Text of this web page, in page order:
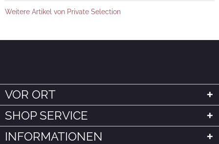
Weitere Artikel von Private Selection
VOR ORT
SHOP SERVICE
INFORMATIONEN